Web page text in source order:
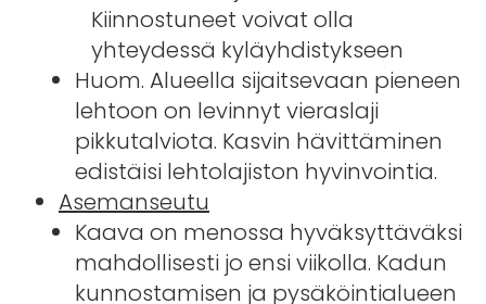
Kiinnostuneet voivat olla
yhteydessä kyläyhdistykseen
Huom. Alueella sijaitsevaan pieneen
lehtoon on levinnyt vieraslaji
pikkutalviota. Kasvin hävittäminen
edistäisi lehtolajiston hyvinvointia.
Asemanseutu
Kaava on menossa hyväksyttäväksi
mahdollisesti jo ensi viikolla. Kadun
kunnostamisen ja pysäköintialueen